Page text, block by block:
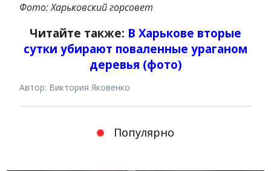
Фото: Харьковский горсовет
Читайте также: В Харькове вторые
сутки убирают поваленные ураганом
деревья (фото)
Автор: Виктория Яковенко
Популярно